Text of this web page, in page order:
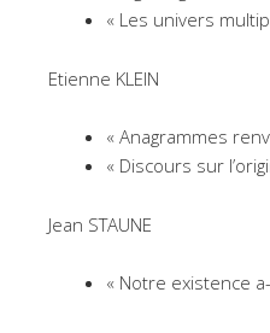
« Les univers
Etienne KLEIN
« Anagrammes
« Discours sur
Jean STAUNE
« Notre existence